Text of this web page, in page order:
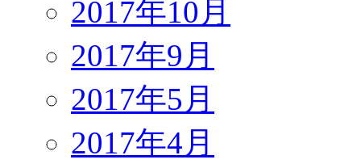
2017年10月
2017年9月
2017年5月
2017年4月